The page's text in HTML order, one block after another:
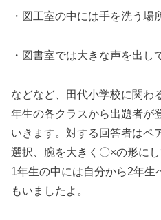
・図工室の中には手を洗う場
・図書室では大きな声を出し
などなど、田代小学校に関わ
年生の各クラスから出題者が
いきます。対する回答者はペ
選択、腕を大きく〇×の形に
1年生の中には自分から2年生
もいましたよ。